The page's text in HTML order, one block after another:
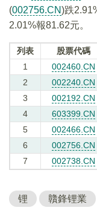
(002756.CN)跌
2.01%報81.62元。
列表 股票代碼
1
002460.CN
2
002240.CN
3
002192.CN
4
603399.CN
5
002466.CN
6
002756.CN
7
002738.CN
锂 贛鋒锂業